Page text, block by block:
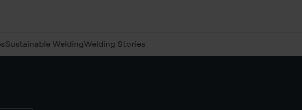
Sustainable WeldingWelding Stories